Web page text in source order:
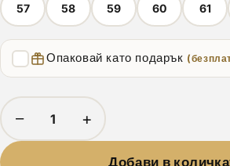
57 58 59 60 61
Опаковай като подарък
− +
Добави в